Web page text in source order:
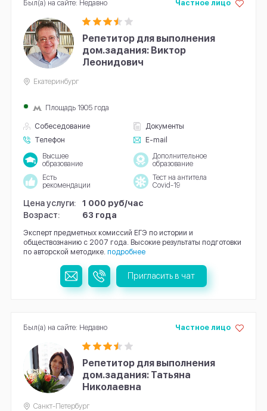
Репетитор для выполнения
дом.задания: Виктор
Леонидович
Собеседование
Документы
Телефон
E-mail
Частное лицо
Екатеринбург
Площадь 1905 года
Высшее
образование
Дополнительное
образование
Есть
рекомендации
Тест на антитела
Covid-19
Цена услуги:
1 000 руб/час
Возраст:
63 года
Эксперт предметных комиссий ЕГЭ по истории и
обществознанию с 2007 года. Высокие результаты подготовки
по авторской методике. подробнее
Был(а) на сайте: Недавно
Пригласить в чат
Репетитор для выполнения
дом.задания: Татьяна
Николаевна
Частное лицо
Санкт-Петербург
Был(а) на сайте: Недавно